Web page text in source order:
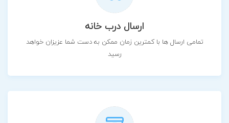
ارسال درب خانه
تمامی ارسال ها با کمترین زمان ممکن به دست شما عزیزان خواهد
رسید